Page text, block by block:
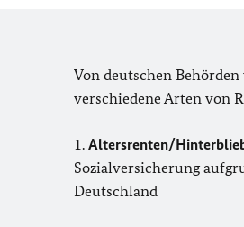
Von deutschen
verschiedene Arten von
1. Altersrenten/
Sozialversicherung
Deutschland